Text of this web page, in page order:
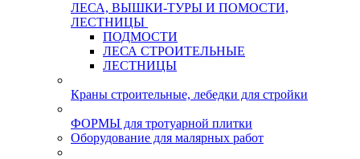
ЛЕСА, ВЫШКИ-ТУРЫ И ПОМОСТИ,
ЛЕСТНИЦЫ
ПОДМОСТИ
ЛЕСА СТРОИТЕЛЬНЫЕ
ЛЕСТНИЦЫ
Краны строительные, лебедки для стройки
ФОРМЫ для тротуарной плитки
Оборудование для малярных работ